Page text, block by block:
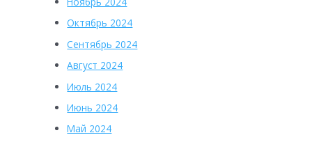
Октябрь 2024
Сентябрь 2024
Август 2024
Июль 2024
Июнь 2024
Май 2024